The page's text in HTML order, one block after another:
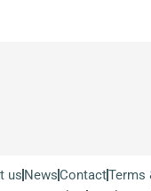
us NewsContactTerms